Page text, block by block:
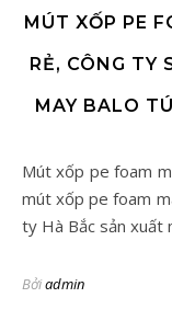
MÚT XỐP PE
RẺ, CÔNG TY
MAY BALO
Mút xốp pe foam may balo túi xách giá rẻ, công ty sản xuất
mút xốp pe foam
ty Hà Bắc sản
Bởiadmin